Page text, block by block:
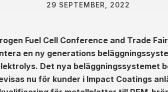
29 SEPTEMBER, 2022
Fuel Cell Conference and Trade
en ny generations
Det nya beläggningssystemet
nu för kunder i Impact Coatings